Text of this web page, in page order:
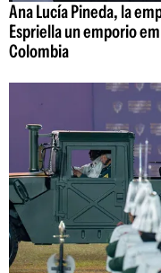
Ana Lucía Pineda, la
Espriella un emporio
Colombia